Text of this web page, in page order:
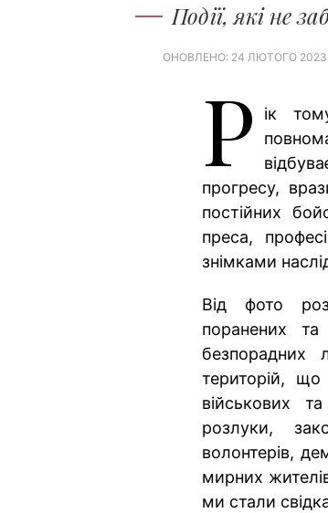
Події, які не
ОНОВЛЕНО: 24 ЛЮТОГО 2023
Р
ік
прогресу,
постійних
преса,
знімками
Від фото
поранених
безпорадних
територій,
військових
розлуки,
волонтерів,
мирних
ми стали